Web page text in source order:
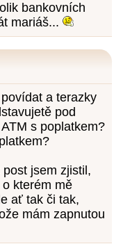
bankovních
mariáš...
a terazky
pod
s poplatkem?
jsem zjistil,
kterém mě
ať tak či tak,
mám zapnutou